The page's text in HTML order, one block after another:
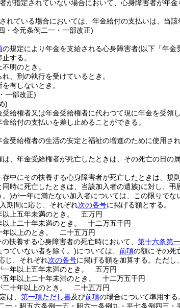
が指定されていない場合において、心身障害者が年
れている場合においては、年金給付の支払いは、当該
・令元条例二一・一部改正)
の規定により年金を支給される心身障害者(以下「年金
する。
明のとき。
、刑の執行を受けているとき。
有しないとき。
一部改正)
)
給権者又は年金受給権者に代わつて現に年金を受領
給付の支払いを差し止めることができる。
金受給権者の生活の安定と福祉の増進のために使用さ
は、年金受給権者が死亡したときは、その死亡の日の
存中にその扶養する心身障害者が死亡したときは、規
時に死亡したときは、当該加入者の遺族)に対し、弔
。)が一年に満たない加入者については、この限りでな
期間に応じ、それぞれ次の各号に掲げる額とする。
上五年未満のとき。
五万円
上二十年未満のとき。
十二万五千円
以上のとき。
二十五万円
の扶養する心身障害者の死亡時において、 第十六条第
ていない者を除く。)については、 前項の額にその死
じ、それぞれ次の各号に掲げる額を加算する。 ただし
年以上五年未満のとき。
五万円
年以上二十年未満のとき。
十二万五千円
十年以上のとき。
二十五万円
は、 第一項ただし書及び前項の場合について準用する
一・昭五六条例一五・昭六一条例九・平七条例四三・